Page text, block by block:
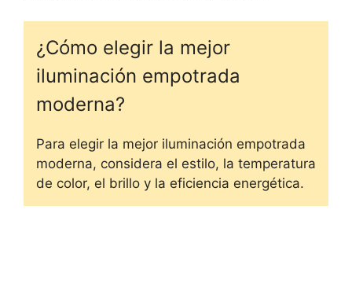
¿Cómo elegir la mejor
iluminación empotrada
moderna?
Para elegir la mejor iluminación empotrada
moderna, considera el estilo, la temperatura
de color, el brillo y la eficiencia energética.